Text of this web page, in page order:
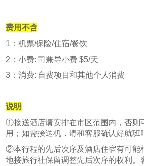
费用不含
1 ：机票/保险/住宿/餐饮
2 ：小费: 司兼导小费 $5/天
3 ：消费: 自费项目和其他个人消费
说明
①接送酒店请安排在市区范围内，否则
用；如需接送机，请和客服确认好航班
②本行程的先后次序及酒店住宿有可能
地接旅行社保留调整先后次序的权利。